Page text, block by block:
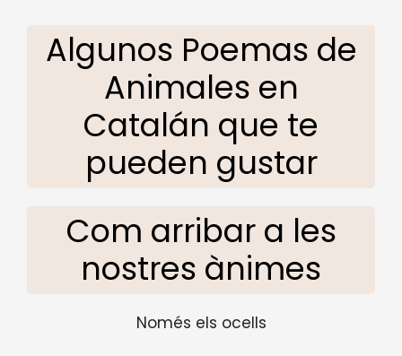
Algunos Poemas de
Animales en
Catalán que te
pueden gustar
Com arribar a les
nostres ànimes
Només els ocells